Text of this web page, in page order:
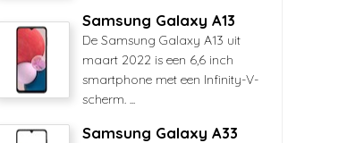
Samsung Galaxy A13
De Samsung Galaxy A13 uit
maart 2022 is een 6,6 inch
smartphone met een Infinity-V-
scherm. ...
Samsung Galaxy A33